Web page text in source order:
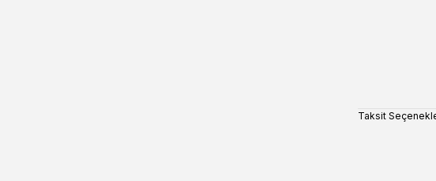
Taksit